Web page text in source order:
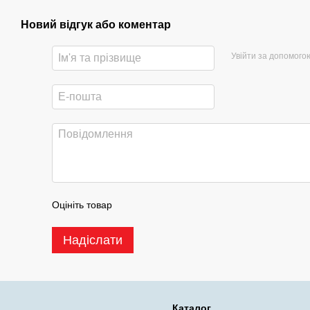
Новий відгук або коментар
Увійти за
Оцініть товар
Надіслати